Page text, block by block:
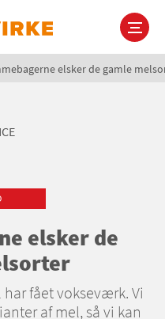
elsker de gamle
elsker de
fået vokseværk. Vi
af mel, så vi kan